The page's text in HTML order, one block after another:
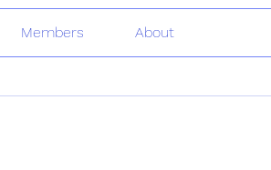
Members About